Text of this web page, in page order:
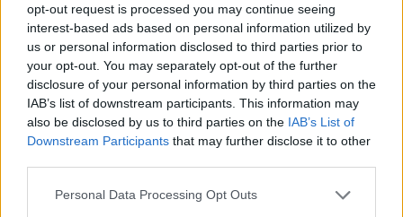
opt-out request is processed you may continue seeing
interest-based ads based on personal information utilized by
us or personal information disclosed to third parties prior to
your opt-out. You may separately opt-out of the further
disclosure of your personal information by third parties on the
IAB’s list of downstream participants. This information may
also be disclosed by us to third parties on the IAB’s List of
Downstream Participants that may further disclose it to other
Personal Data Processing Opt Outs
150 milliárd eurót bukhat Európa, ha nem
szabadul a kínai akkumulátoroktól
2026-08-07
Az Audi letarolta saját rekordjait — készül
minden idők leghatékonyabb villanyautója